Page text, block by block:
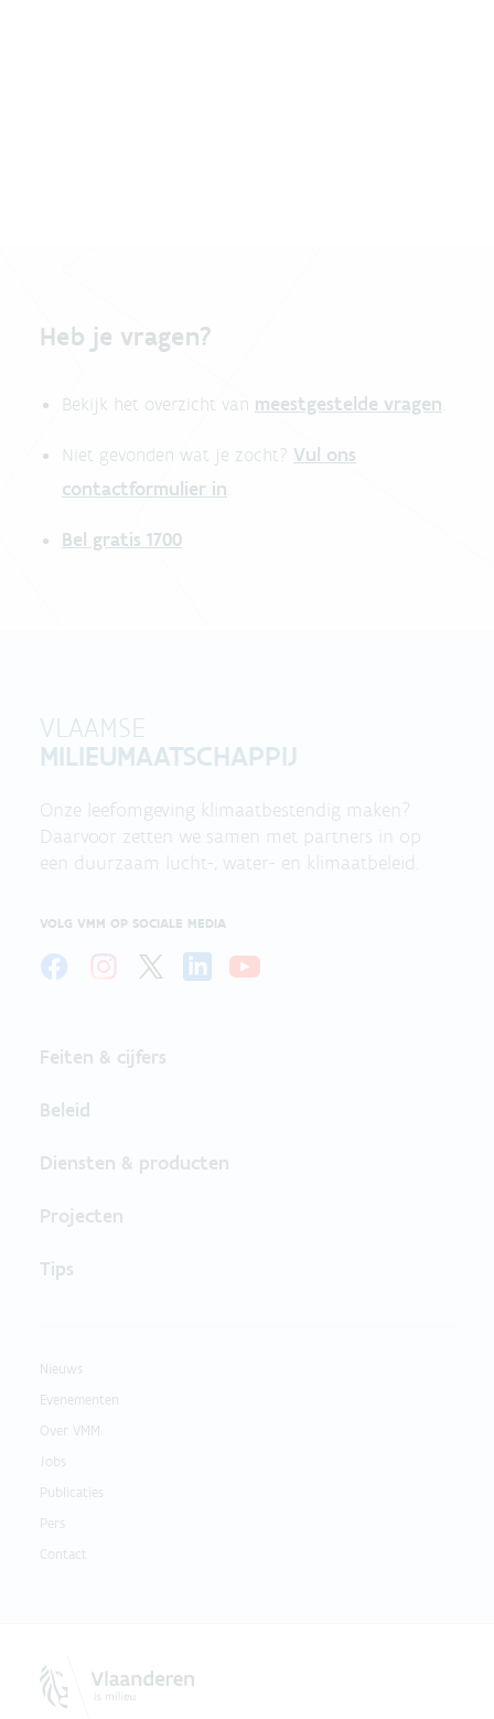
Heb je vragen?
Bekijk het overzicht van meestgestelde vragen.
Niet gevonden wat je zocht? Vul ons
contactformulier in.
Bel gratis 1700
VLAAMSE
MILIEUMAATSCHAPPIJ
Onze leefomgeving klimaatbestendig maken?
Daarvoor zetten we samen met partners in op
een duurzaam lucht-, water- en klimaatbeleid.
VOLG VMM OP SOCIALE MEDIA
Feiten & cijfers
Beleid
Diensten & producten
Projecten
Tips
Nieuws
Evenementen
Over VMM
Jobs
Publicaties
Pers
Contact